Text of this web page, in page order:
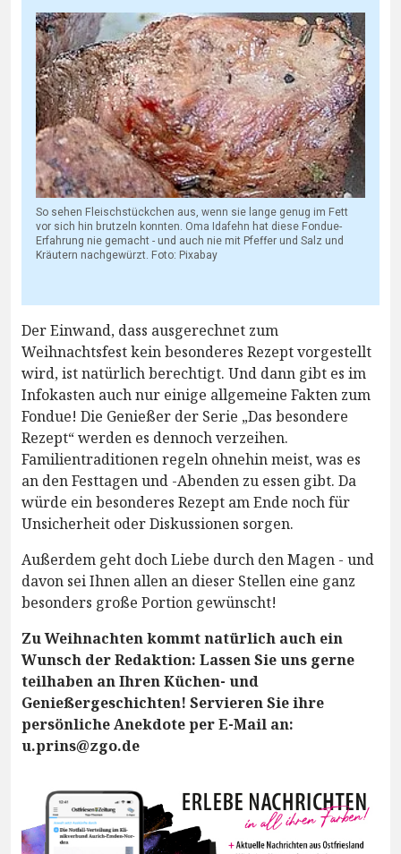
So sehen Fleischstückchen aus, wenn sie lange genug im Fett
vor sich hin brutzeln konnten. Oma Idafehn hat diese Fondue-
Erfahrung nie gemacht - und auch nie mit Pfeffer und Salz und
Kräutern nachgewürzt. Foto: Pixabay
Der Einwand, dass ausgerechnet zum
Weihnachtsfest kein besonderes Rezept vorgestellt
wird, ist natürlich berechtigt. Und dann gibt es im
Infokasten auch nur einige allgemeine Fakten zum
Fondue! Die Genießer der Serie „Das besondere
Rezept“ werden es dennoch verzeihen.
Familientraditionen regeln ohnehin meist, was es
an den Festtagen und -Abenden zu essen gibt. Da
würde ein besonderes Rezept am Ende noch für
Unsicherheit oder Diskussionen sorgen.
Außerdem geht doch Liebe durch den Magen - und
davon sei Ihnen allen an dieser Stellen eine ganz
besonders große Portion gewünscht!
Zu Weihnachten kommt natürlich auch ein
Wunsch der Redaktion: Lassen Sie uns gerne
teilhaben an Ihren Küchen- und
Genießergeschichten! Servieren Sie ihre
persönliche Anekdote per E-Mail an:
u.prins@zgo.de